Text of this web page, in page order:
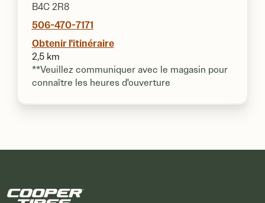
B4C 2R8
506-470-7171
Obtenir l'itinéraire
2,5 km
**Veuillez communiquer avec le magasin pour
connaître les heures d'ouverture